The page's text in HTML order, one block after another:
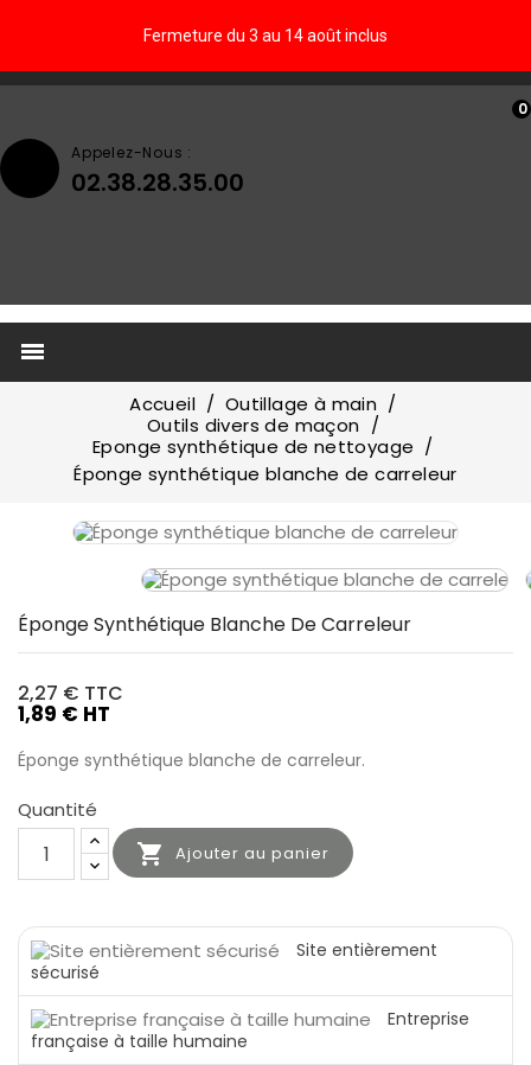
Fermeture du 3 au 14 août inclus
0
Appelez-Nous :
02.38.28.35.00

Accueil
Outillage à main
Outils divers de maçon
Eponge synthétique de nettoyage
Éponge synthétique blanche de carreleur
Éponge Synthétique Blanche De Carreleur
2,27 € TTC
1,89 € HT
Éponge synthétique blanche de carreleur.
Quantité
 Ajouter au panier
Site entièrement
sécurisé
Entreprise
française à taille humaine